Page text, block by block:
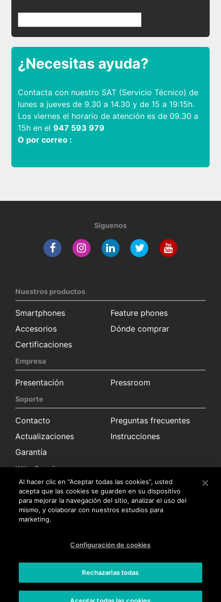
¿Necesitas ayuda?
Contacta con nuestro SAT (Servicio Técnico) de
lunes a jueves de 9.30 a 14.30 y de 15 a 19:15h.
Los viernes el horario de atención es de 09.30 a
15h en el 947 593 979
O por correo :
Síguenos
Nuestros productos
Smartphones
Feature phones
Accesorios
Dónde comprar
Certificaciones
Empresa
Presentación Pressroom
Soporte
Contacto
Preguntas frecuentes
Actualizaciones
Instrucciones
Garantía
Wiko España
Solicitud información
Sala de prensa
Distribuidores
Servicio posventa
Aviso legal
Al hacer clic en “Aceptar todas las cookies”, usted
acepta que las cookies se guarden en su dispositivo
para mejorar la navegación del sitio, analizar el uso del
mismo, y colaborar con nuestros estudios para
marketing.
Configuración de cookies
Rechazarlas todas